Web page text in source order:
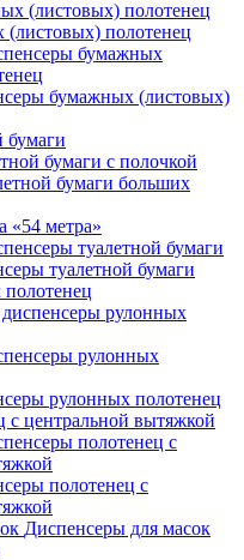
полотенец
бумажных
бумажных (листовых)
бумаги
бумаги с полочкой
бумаги больших
«54 метра»
туалетной бумаги
туалетной бумаги
рулонных
рулонных
рулонных полотенец
с центральной вытяжкой
полотенец с
полотенец с
Диспенсеры для масок